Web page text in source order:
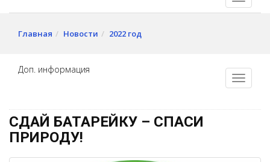
Главная Новости 2022 год
Доп. информация
СДАЙ БАТАРЕЙКУ – СПАСИ
ПРИРОДУ!